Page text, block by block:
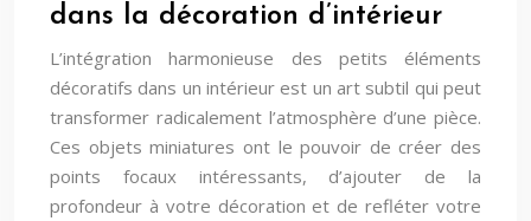
dans la décoration d’intérieur
L’intégration harmonieuse des petits éléments
décoratifs dans un intérieur est un art subtil qui peut
transformer radicalement l’atmosphère d’une pièce.
Ces objets miniatures ont le pouvoir de créer des
points focaux intéressants, d’ajouter de la
profondeur à votre décoration et de refléter votre